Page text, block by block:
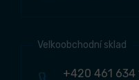
Velkoobchodní sklad
+420 461 634